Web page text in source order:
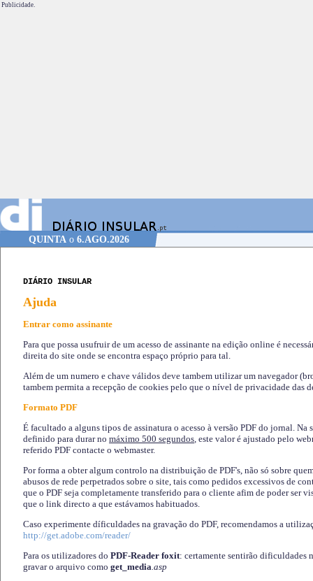
Publicidade.
QUINTAo 6.AGO.2026
DIÁRIO INSULAR
Ajuda
Entrar como assinante
Para que possa usufruir de um acesso de assinante na edição online é
direita do site onde se encontra espaço próprio para tal.
Além de um numero e chave válidos deve tambem utilizar um navegador
tambem permita a recepção de cookies pelo que o nível de privacidade das
Formato PDF
É facultado a alguns tipos de assinatura o acesso à versão PDF do jornal. Na
definido para durar no máximo 500 segundos, este valor é ajustado pelo
referido PDF contacte o webmaster.
Por forma a obter algum controlo na distribuição de PDF's, não só sobre
abusos de rede perpetrados sobre o site, tais como pedidos excessivos de
que o PDF seja completamente transferido para o cliente afim de poder ser
que o link directo a que estávamos habituados.
Caso experimente díficuldades na gravação do PDF, recomendamos a
http://get.adobe.com/reader/
Para os utilizadores do PDF-Reader foxit: certamente sentirão dificuldades
gravar o arquivo como get_media.asp